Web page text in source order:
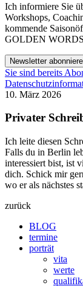
Ich informiere Sie
Workshops,
kommende
GOLDEN
Newsletter
Sie sind bereits
10. März 2026
Privater
Ich leite diesen
Falls du in Berlin
interessiert bist, ist
dich. Schick mir
wo er als nächstes
zurück
BLOG
termine
porträt
vita
werte